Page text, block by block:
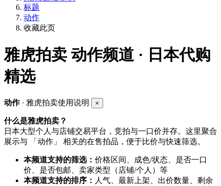
标题
动作
收藏此页
雅虎拍卖 动作频道 · 日本代购
精选
动作· 雅虎拍卖使用说明 ×
什么是雅虎拍卖？
日本大型个人与店铺交易平台，竞拍与一口价并存。这里聚合
展示与 「动作」 相关的在售拍品，便于比价与快速筛选。
本频道支持的筛选： 价格区间、成色/状态、是否一口
价、是否包邮、卖家类型（店铺/个人）等
本频道支持的排序： 人气、最新上架、出价数量、剩余